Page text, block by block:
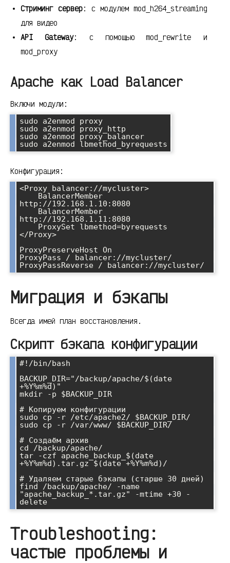
Стриминг сервер: с модулем mod_h264_streaming
для видео
API Gateway: с помощью mod_rewrite и
mod_proxy
Apache как Load Balancer
Включи модули:
sudo a2enmod proxy
sudo a2enmod proxy_http
sudo a2enmod proxy_balancer
sudo a2enmod lbmethod_byrequests
Конфигурация:
<Proxy balancer://mycluster>
http://192.168.1.10:8080
http://192.168.1.11:8080
</Proxy>
ProxyPreserveHost On
ProxyPass / balancer://mycluster/
Миграция и бэкапы
Всегда имей план восстановления.
Скрипт бэкапа конфигурации
#!/bin/bash
BACKUP_DIR="/backup/apache/$(date
+%Y%m%d)"
mkdir -p $BACKUP_DIR
# Копируем конфигурации
sudo cp -r /etc/apache2/ $BACKUP_DIR/
sudo cp -r /var/www/ $BACKUP_DIR/
# Создаём архив
cd /backup/apache/
tar -czf apache_backup_$(date
+%Y%m%d).tar.gz $(date +%Y%m%d)/
# Удаляем старые бэкапы (старше 30 дней)
find /backup/apache/ -name
"apache_backup_*.tar.gz" -mtime +30 -
Troubleshooting:
частые проблемы и